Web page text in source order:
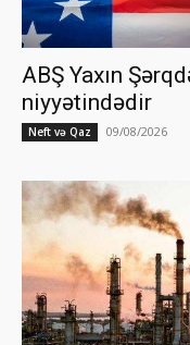
ABŞ Yaxın
niyyətindədir
Neft və Qaz 09/08/2026